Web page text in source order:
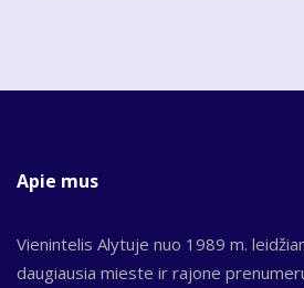
Apie mus
Vienintelis Alytuje nuo 1989 m.
daugiausia mieste ir rajone